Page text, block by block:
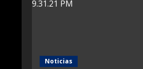
Noticias